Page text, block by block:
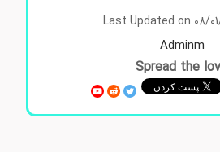
Last Updated on 08/
Adminm
Spread the